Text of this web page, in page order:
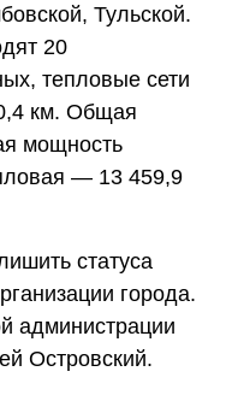
Тульской.
20
тепловые сети
км. Общая
мощность
— 13 459,9
статуса
города.
администрации
Островский.